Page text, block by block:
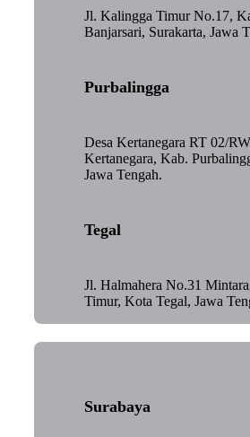
Jl. Kalingga Timur No.17,
Banjarsari, Surakarta, Jawa
Purbalingga
Desa Kertanegara RT 02/
Kertanegara, Kab.
Jawa Tengah.
Tegal
Jl. Halmahera No.31
Timur, Kota Tegal, Jawa
Surabaya